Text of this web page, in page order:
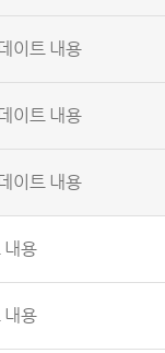
이트 내용
이트 내용
이트 내용
내용
내용